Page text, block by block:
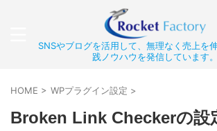
SNSやブログを活用して、無理なく売上を
践ノウハウを発信しています。
HOME > WPプラグイン設定 >
Broken Link Checkerの設